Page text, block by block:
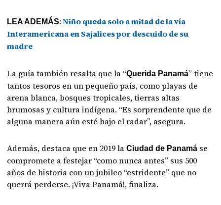
LEA ADEMÁS:Niño queda solo a mitad de la vía
Interamericana en Sajalices por descuido de su
madre
La guía también resalta que la “Querida Panamá” tiene
tantos tesoros en un pequeño país, como playas de
arena blanca, bosques tropicales, tierras altas
brumosas y cultura indígena. “Es sorprendente que de
alguna manera aún esté bajo el radar”, asegura.
Además, destaca que en 2019 laCiudad de Panamá se
compromete a festejar “como nunca antes” sus 500
años de historia con un jubileo “estridente” que no
querrá perderse. ¡Viva Panamá!, finaliza.